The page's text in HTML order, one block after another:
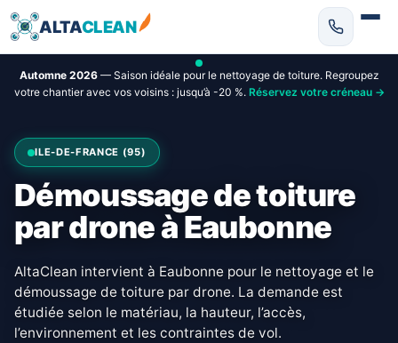
ALTACLEAN
Automne 2026— Saison idéale pour le nettoyage de toiture. Regroupez
votre chantier avec vos voisins : jusqu’à -20 %. Réservez votre créneau →
ILE-DE-FRANCE (95)
Démoussage de toiture
par drone à Eaubonne
AltaClean intervient à Eaubonne pour le nettoyage et le
démoussage de toiture par drone. La demande est
étudiée selon le matériau, la hauteur, l’accès,
l’environnement et les contraintes de vol.